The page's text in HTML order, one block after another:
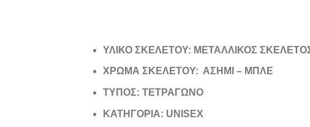
ΥΛΙΚΟ ΣΚΕΛΕΤΟΥ: ΜΕΤΑΛΛΙΚΟΣ
ΧΡΩΜΑ ΣΚΕΛΕΤΟΥ: ΑΣΗΜΙ – ΜΠΛΕ
ΤΥΠΟΣ: ΤΕΤΡΑΓΩΝΟ
ΚΑΤΗΓΟΡΙΑ: UNISEX